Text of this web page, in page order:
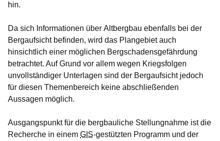
hin.
Da sich Informationen über Altbergbau ebenfalls bei der
Bergaufsicht befinden, wird das Plangebiet auch
hinsichtlich einer möglichen Bergschadensgefährdung
betrachtet. Auf Grund vor allem wegen Kriegsfolgen
unvollständiger Unterlagen sind der Bergaufsicht jedoch
für diesen Themenbereich keine abschließenden
Aussagen möglich.
Ausgangspunkt für die bergbauliche Stellungnahme ist die
Recherche in einem GIS-gestützten Programm und der